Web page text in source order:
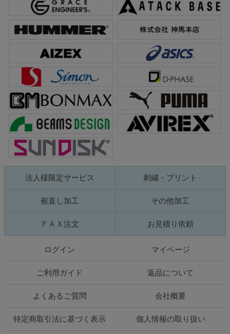
法人様限定サービス 刺繍・プリント
裾直し加工 その他加工
ＦＡＸ注文 お見積り依頼
ログイン マイページ
ご利用ガイド 返品について
よくあるご質問 会社概要
特定商取引法に基づく表示 個人情報の取り扱い